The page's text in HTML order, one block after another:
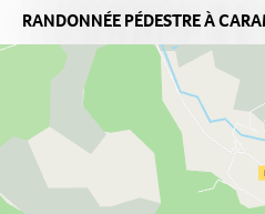
RANDONNÉE PÉDESTREÀ